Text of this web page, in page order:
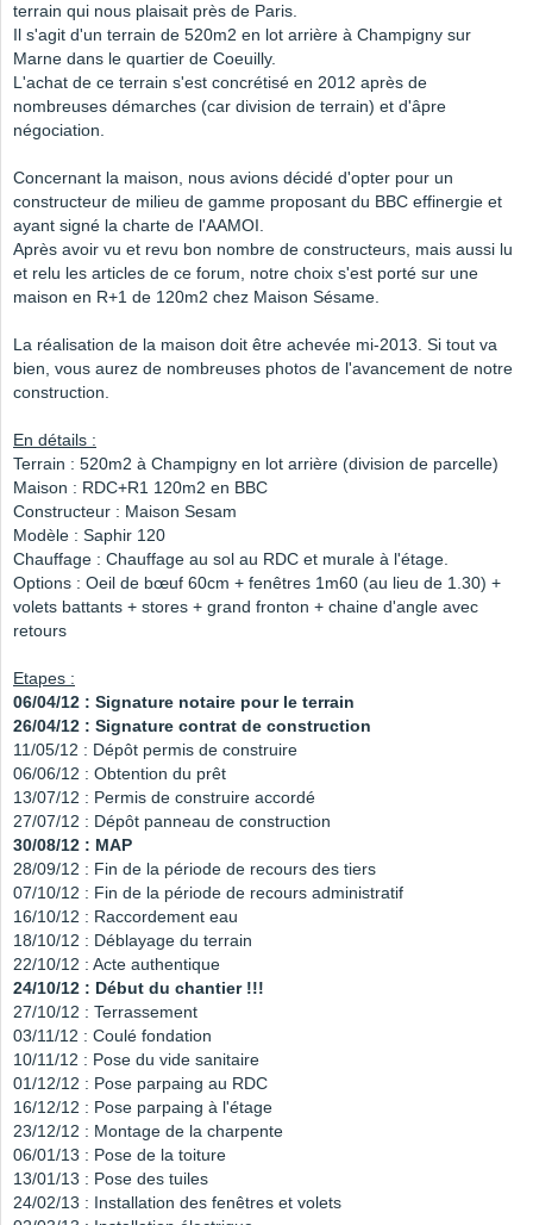
terrain qui nous plaisait près de Paris.
Il s'agit d'un terrain de 520m2 en lot arrière à Champigny sur
Marne dans le quartier de Coeuilly.
L'achat de ce terrain s'est concrétisé en 2012 après de
nombreuses démarches (car division de terrain) et d'âpre
négociation.
Concernant la maison, nous avions décidé d'opter pour un
constructeur de milieu de gamme proposant du BBC effinergie et
ayant signé la charte de l'AAMOI.
Après avoir vu et revu bon nombre de constructeurs, mais aussi lu
et relu les articles de ce forum, notre choix s'est porté sur une
maison en R+1 de 120m2 chez Maison Sésame.
La réalisation de la maison doit être achevée mi-2013. Si tout va
bien, vous aurez de nombreuses photos de l'avancement de notre
construction.
En détails :
Terrain : 520m2 à Champigny en lot arrière (division de parcelle)
Maison : RDC+R1 120m2 en BBC
Constructeur : Maison Sesam
Modèle : Saphir 120
Chauffage : Chauffage au sol au RDC et murale à l'étage.
Options : Oeil de bœuf 60cm + fenêtres 1m60 (au lieu de 1.30) +
volets battants + stores + grand fronton + chaine d'angle avec
retours
Etapes :
06/04/12 : Signature notaire pour le terrain
26/04/12 : Signature contrat de construction
11/05/12 : Dépôt permis de construire
06/06/12 : Obtention du prêt
13/07/12 : Permis de construire accordé
27/07/12 : Dépôt panneau de construction
30/08/12 : MAP
28/09/12 : Fin de la période de recours des tiers
07/10/12 : Fin de la période de recours administratif
16/10/12 : Raccordement eau
18/10/12 : Déblayage du terrain
22/10/12 : Acte authentique
24/10/12 : Début du chantier !!!
27/10/12 : Terrassement
03/11/12 : Coulé fondation
10/11/12 : Pose du vide sanitaire
01/12/12 : Pose parpaing au RDC
16/12/12 : Pose parpaing à l'étage
23/12/12 : Montage de la charpente
06/01/13 : Pose de la toiture
13/01/13 : Pose des tuiles
24/02/13 : Installation des fenêtres et volets